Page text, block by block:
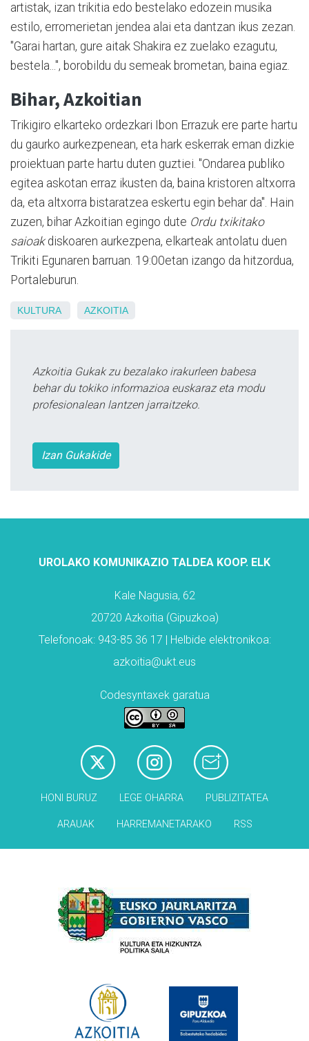
artistak, izan trikitia edo bestelako edozein musika
estilo, erromerietan jendea alai eta dantzan ikus zezan.
"Garai hartan, gure aitak Shakira ez zuelako ezagutu,
bestela...", borobildu du semeak brometan, baina egiaz.
Bihar, Azkoitian
Trikigiro elkarteko ordezkari Ibon Errazuk ere parte hartu
du gaurko aurkezpenean, eta hark eskerrak eman dizkie
proiektuan parte hartu duten guztiei. "Ondarea publiko
egitea askotan erraz ikusten da, baina kristoren altxorra
da, eta altxorra bistaratzea eskertu egin behar da". Hain
zuzen, bihar Azkoitian egingo dute Ordu txikitako
saioak diskoaren aurkezpena, elkarteak antolatu duen
Trikiti Egunaren barruan. 19:00etan izango da hitzordua,
Portaleburun.
KULTURA AZKOITIA
Azkoitia Gukak zu bezalako irakurleen babesa
behar du tokiko informazioa euskaraz eta modu
profesionalean lantzen jarraitzeko.
Izan Gukakide
UROLAKO KOMUNIKAZIO TALDEA KOOP. ELK
Kale Nagusia, 62
20720 Azkoitia (Gipuzkoa)
Telefonoak: 943-85 36 17 | Helbide elektronikoa:
azkoitia@ukt.eus
Codesyntaxek garatua
HONI BURUZ LEGE OHARRA PUBLIZITATEA
ARAUAK HARREMANETARAKO RSS